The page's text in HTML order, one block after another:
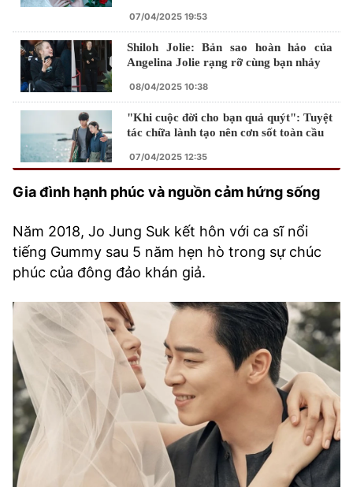
07/04/2025 19:53
Shiloh Jolie: Bản sao hoàn hảo của
Angelina Jolie rạng rỡ cùng bạn nhảy
08/04/2025 10:38
"Khi cuộc đời cho bạn quả quýt": Tuyệt
tác chữa lành tạo nên cơn sốt toàn cầu
07/04/2025 12:35
Gia đình hạnh phúc và nguồn cảm hứng sống
Năm 2018, Jo Jung Suk kết hôn với ca sĩ nổi
tiếng Gummy sau 5 năm hẹn hò trong sự chúc
phúc của đông đảo khán giả.